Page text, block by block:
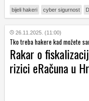
bijeli hakeri cyber sigurnost
26.11.2025. (11:00)
Tko treba hakere kad možete
Rakar o
rizici eRačuna u